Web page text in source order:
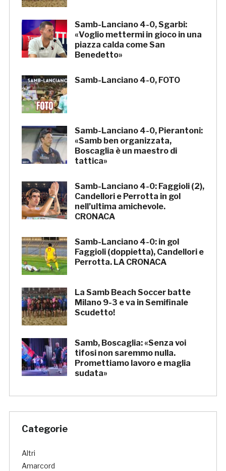
Samb-Lanciano 4-0, Sgarbi:
«Voglio mettermi in gioco in una
piazza calda come San
Benedetto»
Samb-Lanciano 4-0, FOTO
Samb-Lanciano 4-0, Pierantoni:
«Samb ben organizzata,
Boscaglia è un maestro di
tattica»
Samb-Lanciano 4-0: Faggioli (2),
Candellori e Perrotta in gol
nell’ultima amichevole.
CRONACA
Samb-Lanciano 4-0: in gol
Faggioli (doppietta), Candellori e
Perrotta. LA CRONACA
La Samb Beach Soccer batte
Milano 9-3 e va in Semifinale
Scudetto!
Samb, Boscaglia: «Senza voi
tifosi non saremmo nulla.
Promettiamo lavoro e maglia
sudata»
Categorie
Altri
Amarcord